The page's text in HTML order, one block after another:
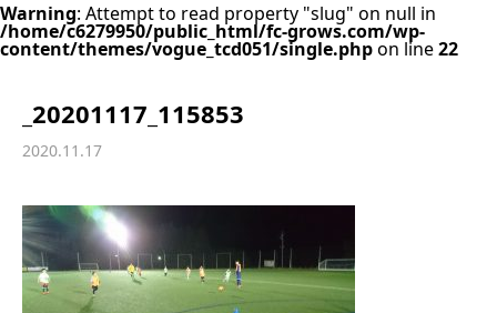
Warning: Attempt to read property "slug" on null in
/home/c6279950/public_html/fc-grows.com/wp-
content/themes/vogue_tcd051/single.phpon line22
_20201117_115853
2020.11.17